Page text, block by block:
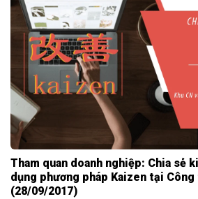
Tham quan doanh nghiệp: Chia sẻ
dụng phương pháp Kaizen tại Công
(28/09/2017)